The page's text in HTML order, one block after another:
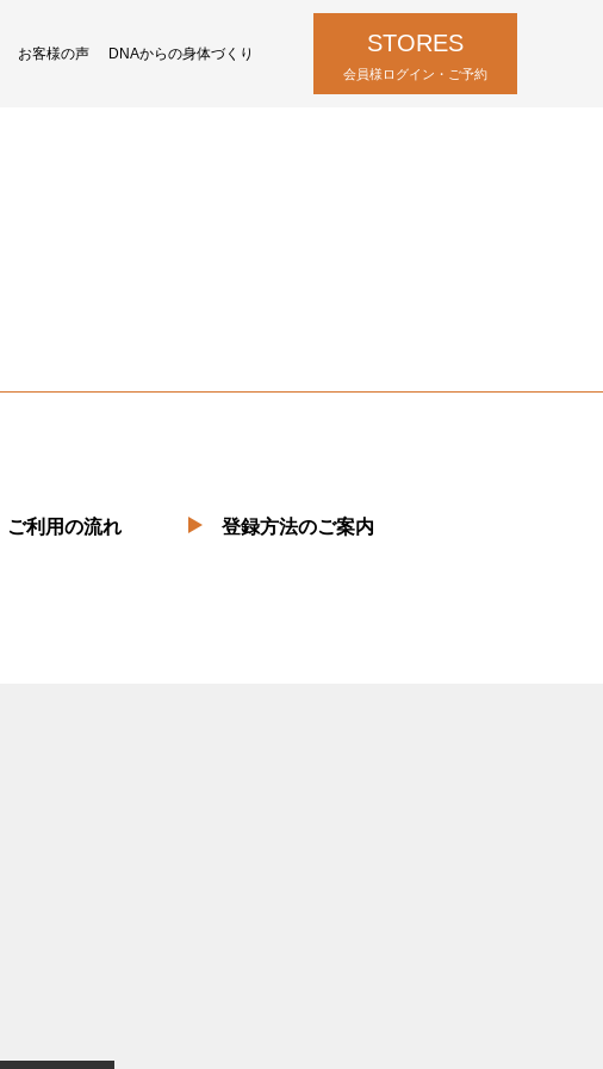
お客様の声 DNAからの身体づくり STORES
会員様ログイン・ご予約
ご利用の流れ 登録方法のご案内